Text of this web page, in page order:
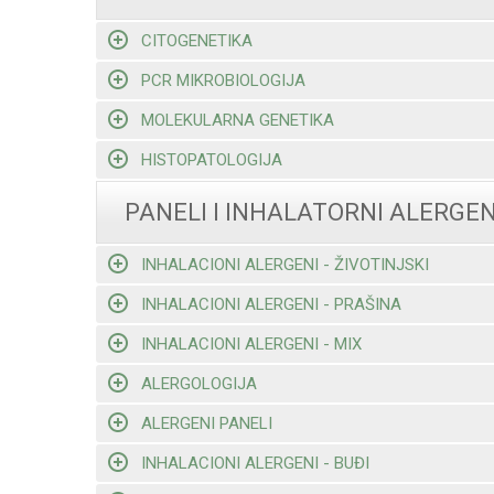
CITOGENETIKA
PCR MIKROBIOLOGIJA
MOLEKULARNA GENETIKA
HISTOPATOLOGIJA
PANELI I INHALATORNI
INHALACIONI ALERGENI - ŽIVOTINJSKI
INHALACIONI ALERGENI - PRAŠINA
INHALACIONI ALERGENI - MIX
ALERGOLOGIJA
ALERGENI PANELI
INHALACIONI ALERGENI - BUĐI